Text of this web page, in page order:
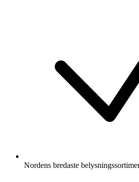
Nordens bredaste